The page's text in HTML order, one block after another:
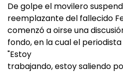
De golpe el movilero
reemplazante del fallecido
comenzó a oirse una
fondo, en la cual el
"Estoy
trabajando, estoy saliendo